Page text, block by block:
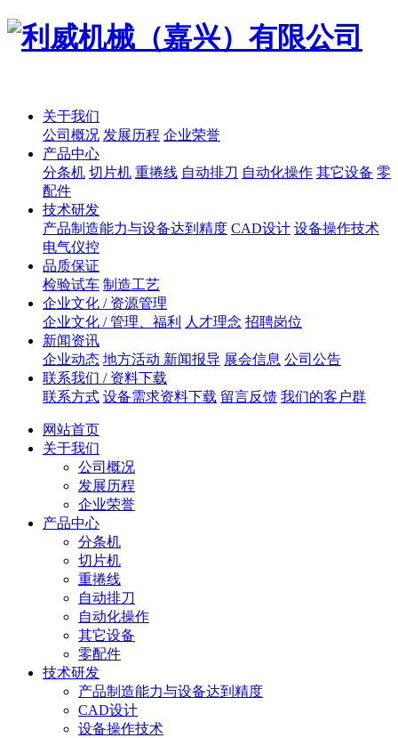
关于我们
公司概况 发展历程 企业荣誉
产品中心
分条机 切片机 重捲线 自动排刀 自动化操作 其它设备 零
配件
技术研发
产品制造能力与设备达到精度 CAD设计 设备操作技术
电气仪控
品质保证
检验试车 制造工艺
企业文化 / 资源管理
企业文化 / 管理、福利
人才理念 招聘岗位
新闻资讯
企业动态 地方活动 新闻报导 展会信息 公司公告
联系我们 / 资料下载
联系方式 设备需求资料下载 留言反馈 我们的客户群
网站首页
关于我们
公司概况
发展历程
企业荣誉
产品中心
分条机
切片机
重捲线
自动排刀
自动化操作
其它设备
零配件
技术研发
产品制造能力与设备达到精度
CAD设计
设备操作技术